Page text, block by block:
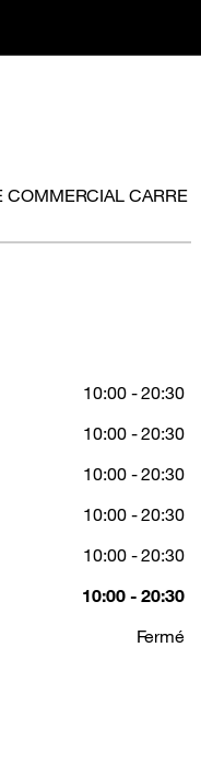
COMMERCIAL CARRE
10:00 - 20:30
10:00 - 20:30
10:00 - 20:30
10:00 - 20:30
10:00 - 20:30
10:00 - 20:30
Fermé